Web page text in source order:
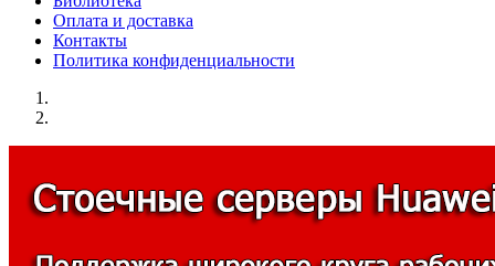
Оплата и доставка
Контакты
Политика конфиденциальности